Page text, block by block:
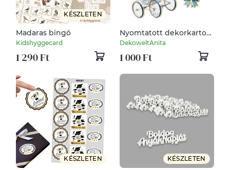
KÉSZLETEN
Madaras bingó
Kidshyggecard
1 290 Ft
Nyomtatott dekorkarton
- Baba csomag - fiú vagy
(Babaváró)
DekoweltAnita
1 000 Ft
KÉSZLETEN KÉSZLETEN